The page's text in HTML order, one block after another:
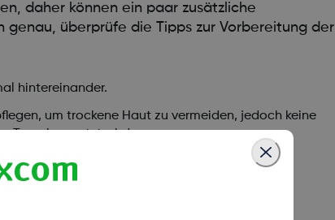
daher können ein paar zusätzliche
genau, überprüfe die Tipps zur Vorbereitung der
hintereinander.
um trockene Haut zu vermeiden, jedoch keine
Tag eingesetzt wird.
Ausschläge an der Stelle des Klebepflasters)